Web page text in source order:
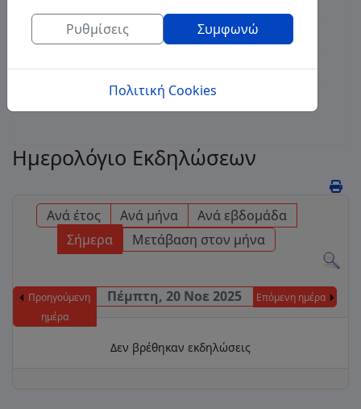
Διαγωνισμοί
Δημοτικές Επιχειρήσεις
Τοποθεσία
Ημερολόγιο Εκδηλώσεων
Ανά έτος Ανά μήνα
Ανά εβδομάδα
Σήμερα
Μετάβαση στον μήνα
Προηγούμενη
ημέρα
Πέμπτη, 20 Νοε 2025 Επόμενη ημέρα
Δεν βρέθηκαν εκδηλώσεις
Ρυθμίσεις Συμφωνώ
Πολιτική Cookies